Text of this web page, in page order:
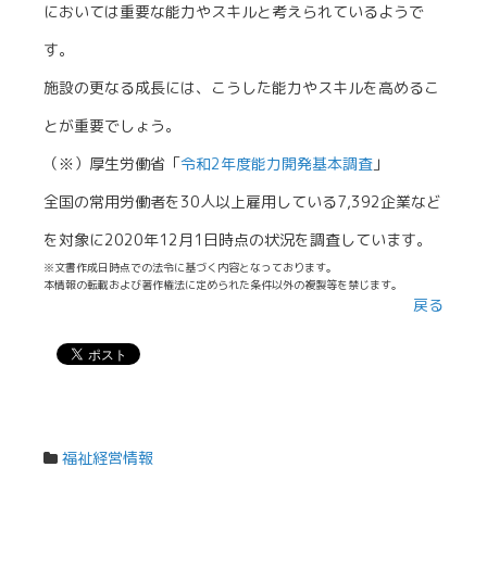
においては重要な能力やスキルと考えられているようで
す。
施設の更なる成長には、こうした能力やスキルを高めるこ
とが重要でしょう。
（※）厚生労働省「令和2年度能力開発基本調査 」
全国の常用労働者を30人以上雇用している7,392企業など
を対象に2020年12月1日時点の状況を調査しています。
※文書作成日時点での法令に基づく内容となっております。
本情報の転載および著作権法に定められた条件以外の複製等を禁じます。
戻る
福祉経営情報